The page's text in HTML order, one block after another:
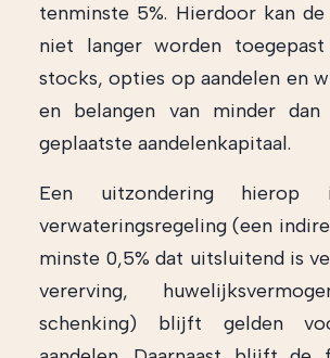
tenminste 5%. Hierdoor kan de
niet langer worden
stocks, opties op aandelen en
en belangen van minder
geplaatste aandelenkapitaal.
Een uitzondering
verwateringsregeling (een
minste 0,5% dat uitsluitend is
vererving,
schenking) blijft gelden